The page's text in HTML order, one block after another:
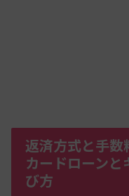
返済方式と手
カードローン
び方